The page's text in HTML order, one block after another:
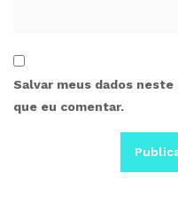
Salvar meus dados neste
que eu comentar.